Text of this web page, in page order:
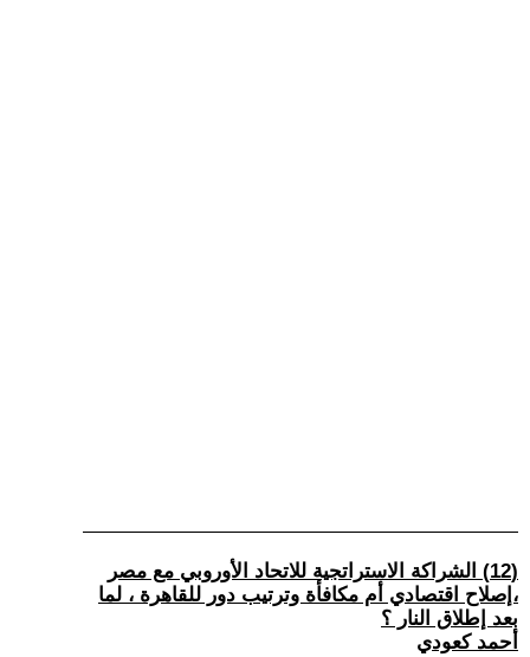
(12) الشراكة الاستراتجية للاتحاد الأوروبي مع مصر
،إصلاح اقتصادي أم مكافأة وترتيب دور للقاهرة ، لما
بعد إطلاق النار ؟
أحمد كعودي